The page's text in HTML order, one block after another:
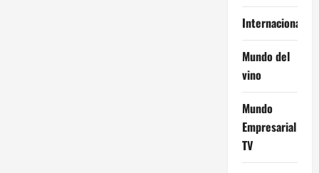
Internacional
Mundo del
vino
Mundo
Empresarial
TV